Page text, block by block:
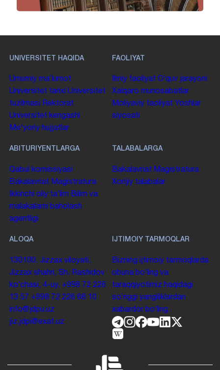
UNIVERSITET HAQIDA
Umumiy maʼlumot
Universitet tarixi Universitet
tuzilmasi
Rektorat
Universitet kengashi
Me'yoriy hujjatlar
FAOLIYAT
Ilmiy faoliyat Oʻquv jarayoni
Xalqaro munosabatlar
Moliyaviy faoliyat Yoshlar
siyosati
ABITURIYENTLARGA
Qabul komissiyasi
Bakalavriat Magistratura
Ikkinchi oliy taʼlim Bilim va
malakalarni baholash
agentligi
TALABALARGA
Bakalavriat Magistratura
Xorijiy talabalar
ALOQA
130100. Jizzax viloyati,
Jizzax shahri, Sh. Rashidov
koʻchasi, 4-uy. +998 72 226
13 57 +998 72 226 68 10
info@jdpu.uz
jiz.jdpi@exat.uz
IJTIMOIY TARMOQLAR
Bizning ijtimoiy tarmoqlarda
obuna boʻling va
taraqqiyotimiz haqidagi
soʻnggi yangiliklardan
xabardor boʻling.